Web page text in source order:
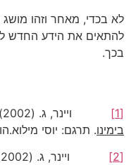
לא בכדי, מאחר וזהו מושג
להתאים את הידע החדש
בכך.
[1] ויינר, ג. (2002)
בימינו. תרגם: יוסי
[2]
ויינר, ג. (2002)